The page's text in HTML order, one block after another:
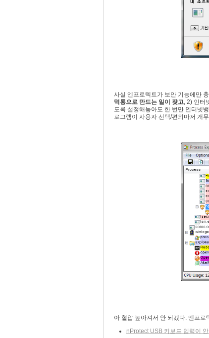
사실 엔프로텍트가 보안 기능에만
먹통으로 만드는 일이 잦고, 2) 인터
도록 설정해놓아도 한 번만 인터넷
로그램이 사용자 선택/편의마저 개
아 혈압 높아져서 안 되겠다. 엔프
nProtect USB 키보드 입력이